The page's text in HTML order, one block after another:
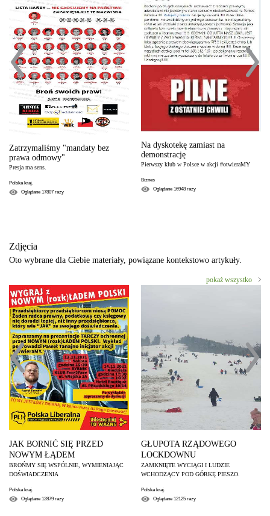
Zatrzymaliśmy "mandaty bez
prawa odmowy"
Presja ma sens.
Polska kraj.
Oglądane 17807 razy
Na dyskotekę zamiast na
demonstrację
Pierwszy klub w Polsce w akcji #otwieraMY
Biznes
Oglądane 16948 razy
Zdjęcia
Oto wybrane dla Ciebie materiały, powiązane kontekstowo artykuły.
pokaż wszystko
JAK BORNIĆ SIĘ PRZED
NOWYM ŁĄDEM
BROŃMY SIĘ WSPÓLNIE, WYMIENIAJĄC
DOŚWIADCZENIA
Polska kraj.
Oglądane 12879 razy
GŁUPOTA RZĄDOWEGO
LOCKDOWNU
ZAMKNIĘTE WYCIĄGI I LUDZIE
WCHODZĄCY POD GÓRKĘ PIESZO.
Polska kraj.
Oglądane 12125 razy